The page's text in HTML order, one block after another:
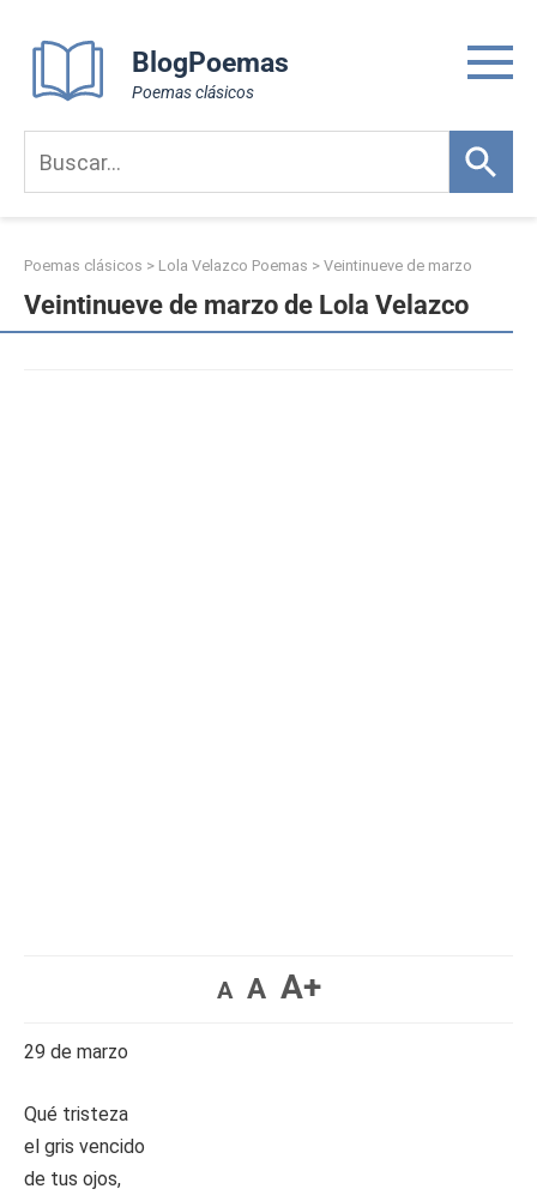
content
BlogPoemas
Poemas clásicos
Poemas clásicos > Lola Velazco Poemas > Veintinueve de marzo
Veintinueve de marzo de Lola Velazco
A A A+
29 de marzo
Qué tristeza
el gris vencido
de tus ojos,